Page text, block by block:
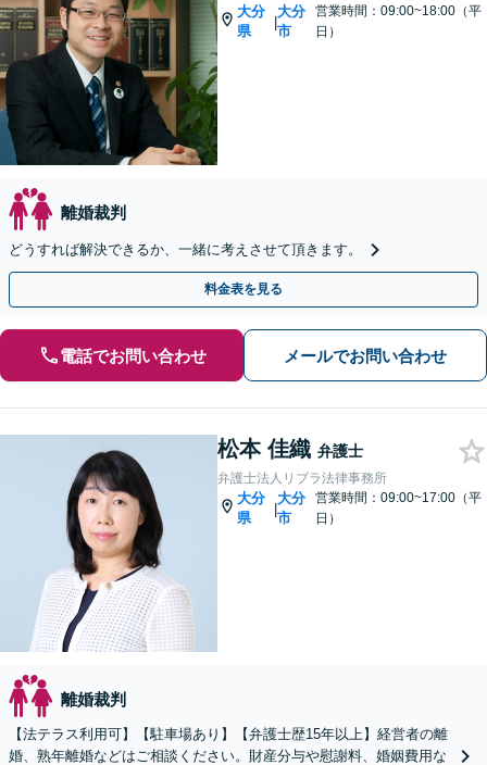
大分
県
|
大分
市
営業時間：09:00~18:00（平
日）
離婚裁判
どうすれば解決できるか、一緒に考えさせて頂きます。
料金表を見る
電話でお問い合わせ メールでお問い合わせ
松本 佳織 弁護士
弁護士法人リブラ法律事務所
大分
県
|
大分
市
営業時間：09:00~17:00（平
日）
離婚裁判
【法テラス利用可】【駐車場あり】【弁護士歴15年以上】経営者の離
婚、熟年離婚などはご相談ください。財産分与や慰謝料、婚姻費用な